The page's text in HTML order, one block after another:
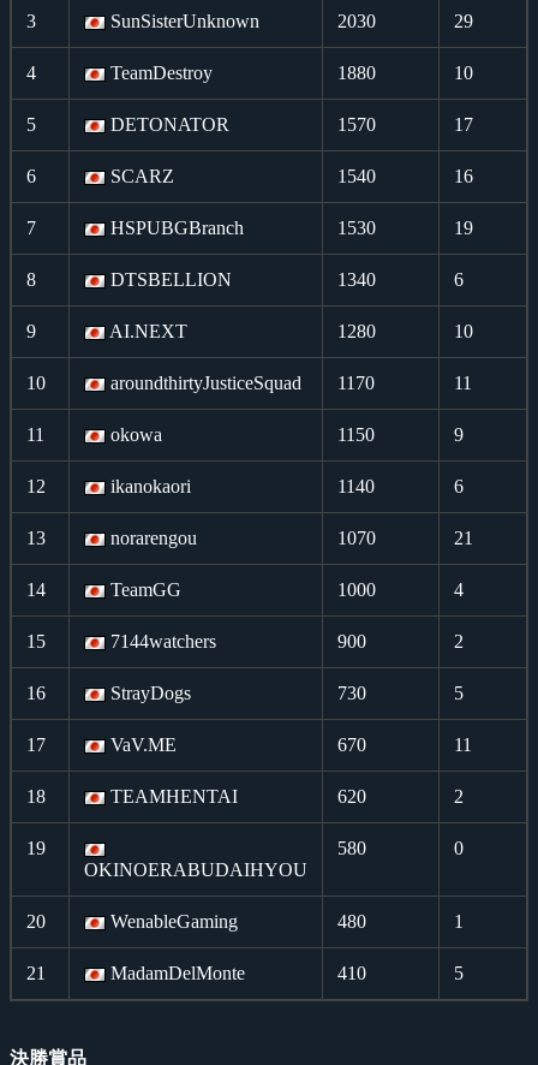
3 SunSisterUnknown 2030 29
4 TeamDestroy 1880 10
5 DETONATOR 1570 17
6 SCARZ 1540 16
7 HSPUBGBranch 1530 19
8 DTSBELLION 1340 6
9 AI.NEXT 1280 10
10 aroundthirtyJusticeSquad 1170 11
11 okowa 1150 9
12 ikanokaori 1140 6
13 norarengou 1070 21
14 TeamGG 1000 4
15 7144watchers 900 2
16 StrayDogs 730 5
17 VaV.ME 670 11
18 TEAMHENTAI 620 2
19
OKINOERABUDAIHYOU
580 0
20 WenableGaming 480 1
21 MadamDelMonte 410 5
決勝賞品